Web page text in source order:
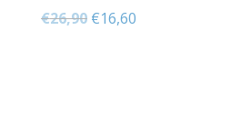
€26,90 Il
€16,60Il